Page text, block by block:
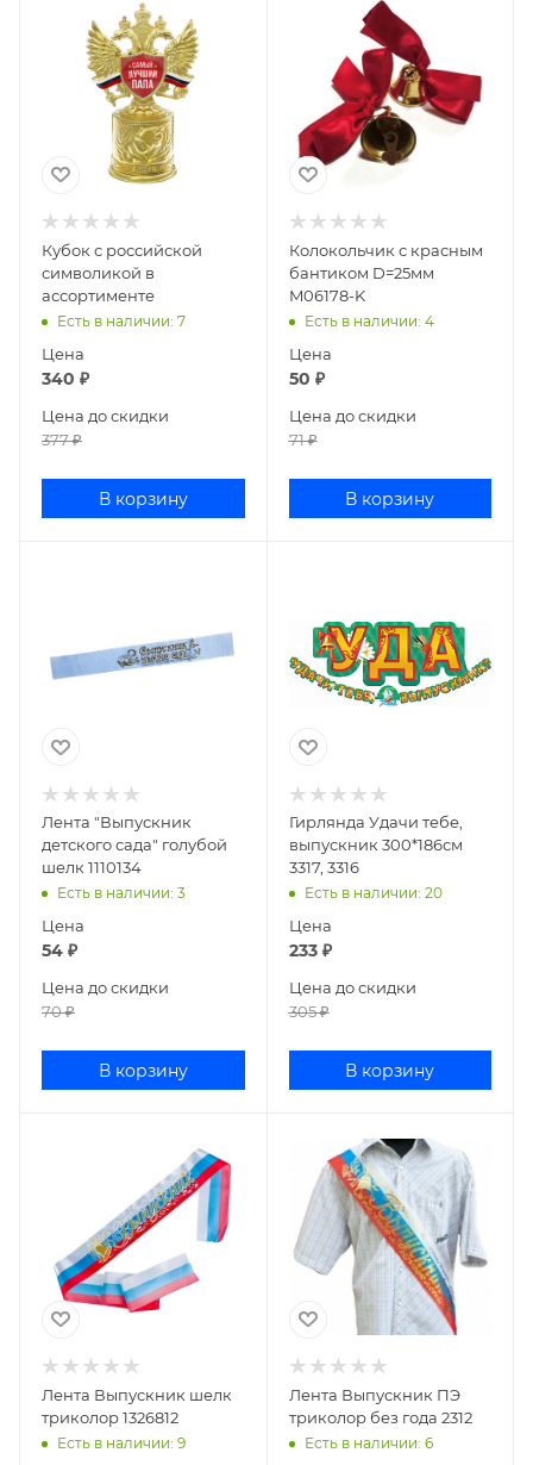
Кубок с российской
символикой в
ассортименте
Есть в наличии: 7
Цена
340 ₽
Цена до скидки
377₽
В корзину
Колокольчик с красным
бантиком D=25мм
M06178-K
Есть в наличии: 4
Цена
50 ₽
Цена до скидки
71₽
В корзину
Лента "Выпускник
детского сада" голубой
шелк 1110134
Есть в наличии: 3
Цена
54 ₽
Цена до скидки
70₽
В корзину
Гирлянда Удачи тебе,
выпускник 300*186см
3317, 3316
Есть в наличии: 20
Цена
233₽
Цена до скидки
305₽
В корзину
Лента Выпускник шелк
триколор 1326812
Есть в наличии: 9
Лента Выпускник ПЭ
триколор без года 2312
Есть в наличии: 6